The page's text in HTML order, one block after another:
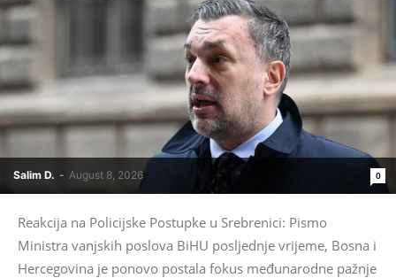
Salim D. - August 8, 2026 0
Reakcija na Policijske Postupke u Srebrenici: Pismo
Ministra vanjskih poslova BiHU posljednje vrijeme, Bosna i
Hercegovina je ponovo postala fokus međunarodne pažnje